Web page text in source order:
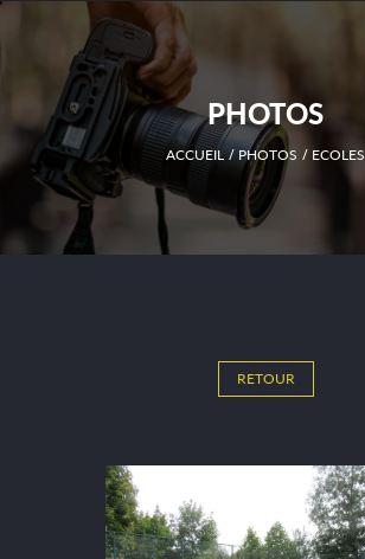
PHOTOS
ACCUEIL PHOTOS ECOLES
RETOUR